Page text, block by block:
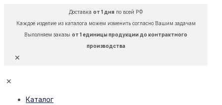
Доставка от 1 дняпо всей РФ
Каждое изделие из каталога можем изменить согласно Вашим задачам
Выполняем заказы от 1 единицы продукции до контрактного
производства
✕
✕
Каталог